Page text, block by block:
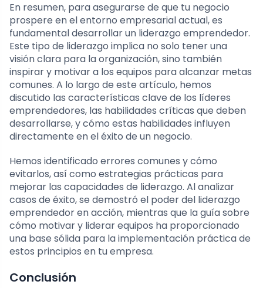
En resumen, para asegurarse de que tu negocio
prospere en el entorno empresarial actual, es
fundamental desarrollar un liderazgo emprendedor.
Este tipo de liderazgo implica no solo tener una
visión clara para la organización, sino también
inspirar y motivar a los equipos para alcanzar metas
comunes. A lo largo de este artículo, hemos
discutido las características clave de los líderes
emprendedores, las habilidades críticas que deben
desarrollarse, y cómo estas habilidades influyen
directamente en el éxito de un negocio.
Hemos identificado errores comunes y cómo
evitarlos, así como estrategias prácticas para
mejorar las capacidades de liderazgo. Al analizar
casos de éxito, se demostró el poder del liderazgo
emprendedor en acción, mientras que la guía sobre
cómo motivar y liderar equipos ha proporcionado
una base sólida para la implementación práctica de
estos principios en tu empresa.
Conclusión